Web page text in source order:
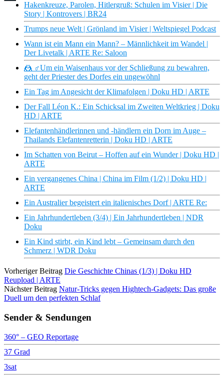
Hakenkreuze, Parolen, Hitlergruß: Schulen im Visier | Die
Story | Kontrovers | BR24
Trumps neue Welt | Grönland im Visier | Weltspiegel Podcast
Wann ist ein Mann ein Mann? – Männlichkeit im Wandel |
Der Livetalk | ARTE Re: Saloon
🤼 ♂Um ein Waisenhaus vor der Schließung zu bewahren,
geht der Priester des Dorfes ein ungewöhnl
Ein Tag im Angesicht der Klimafolgen | Doku HD | ARTE
Der Fall Léon K.: Ein Schicksal im Zweiten Weltkrieg | Doku
HD | ARTE
Elefantenhändlerinnen und -händlern ein Dorn im Auge –
Thailands Elefantenretterin | Doku HD | ARTE
Im Schatten von Beirut – Hoffen auf ein Wunder | Doku HD |
ARTE
Ein vergangenes China | China im Film (1/2) | Doku HD |
ARTE
Ein Australier begeistert ein italienisches Dorf | ARTE Re:
Ein Jahrhundertleben (3/4) | Ein Jahrhundertleben | NDR
Doku
Ein Kind stirbt, ein Kind lebt – Gemeinsam durch den
Schmerz | WDR Doku
Vorheriger Beitrag Die Geschichte Chinas (1/3) | Doku HD
Reupload | ARTE
Nächster Beitrag Natur-Tricks gegen Hightech-Gadgets: Das große
Duell um den perfekten Schlaf
Sender & Sendungen
360° – GEO Reportage
37 Grad
3sat